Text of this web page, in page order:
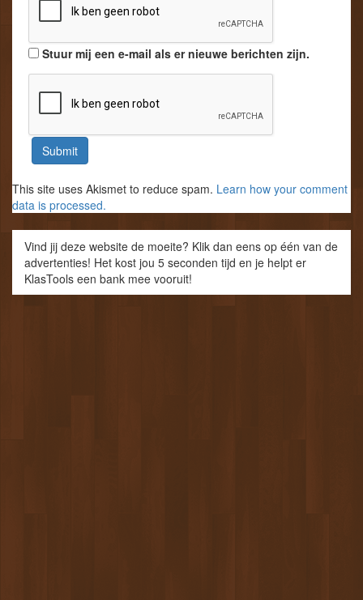
Stuur mij een e-mail als er nieuwe berichten zijn.
This site uses Akismet to reduce spam. Learn how your comment
data is processed.
Vind jij deze website de moeite? Klik dan eens op één van de
advertenties! Het kost jou 5 seconden tijd en je helpt er
KlasTools een bank mee vooruit!